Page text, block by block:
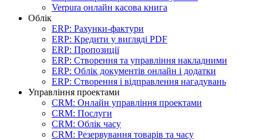
Verpura онлайн касова книга
Облік
ERP: Рахунки-фактури
ERP: Кредити у вигляді PDF
ERP: Пропозиції
ERP: Створення та управління накладними
ERP: Облік документів онлайн і додатки
ERP: Створення і відправлення нагадувань
Управління проектами
CRM: Онлайн управління проектами
CRM: Послуги
CRM: Облік часу
CRM: Резервування товарів та часу